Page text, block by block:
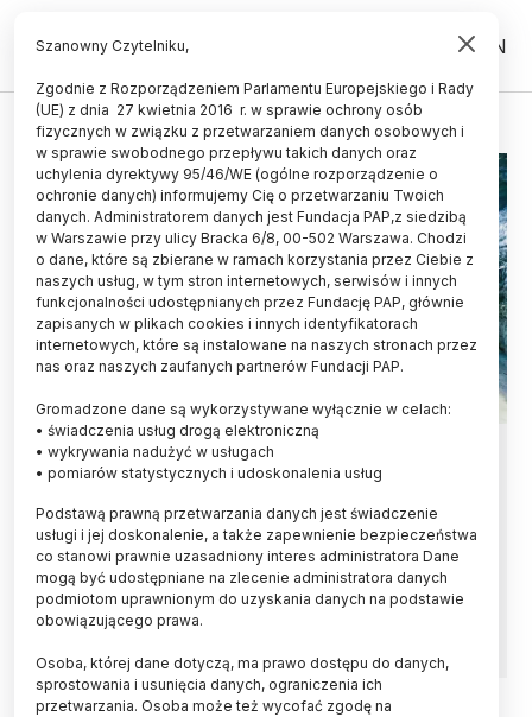
PL EN
MAGAZYNOWANIE WODORU
Naukowcy: sól może odegrać ważną
rolę w transformacji energetycznej
Sól może odegrać znaczącą rolę w przejściu
na źródła energii o niższej zawartości węgla.
Tak wynika z nowych badań naukowców z
Uniwersytetu w Austin (Teksas).
Szanowny Czytelniku,
Zgodnie z Rozporządzeniem Parlamentu Europejskiego i Rady
(UE) z dnia 27 kwietnia 2016 r. w sprawie ochrony osób
fizycznych w związku z przetwarzaniem danych osobowych i
w sprawie swobodnego przepływu takich danych oraz
uchylenia dyrektywy 95/46/WE (ogólne rozporządzenie o
ochronie danych) informujemy Cię o przetwarzaniu Twoich
danych. Administratorem danych jest Fundacja PAP,z siedzibą
w Warszawie przy ulicy Bracka 6/8, 00-502 Warszawa. Chodzi
o dane, które są zbierane w ramach korzystania przez Ciebie z
naszych usług, w tym stron internetowych, serwisów i innych
funkcjonalności udostępnianych przez Fundację PAP, głównie
zapisanych w plikach cookies i innych identyfikatorach
internetowych, które są instalowane na naszych stronach przez
nas oraz naszych zaufanych partnerów Fundacji PAP.
Gromadzone dane są wykorzystywane wyłącznie w celach:
• świadczenia usług drogą elektroniczną
• wykrywania nadużyć w usługach
• pomiarów statystycznych i udoskonalenia usług
Podstawą prawną przetwarzania danych jest świadczenie
usługi i jej doskonalenie, a także zapewnienie bezpieczeństwa
co stanowi prawnie uzasadniony interes administratora Dane
mogą być udostępniane na zlecenie administratora danych
podmiotom uprawnionym do uzyskania danych na podstawie
obowiązującego prawa.
Osoba, której dane dotyczą, ma prawo dostępu do danych,
sprostowania i usunięcia danych, ograniczenia ich
przetwarzania. Osoba może też wycofać zgodę na